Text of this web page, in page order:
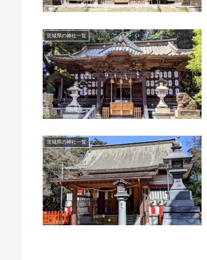
茨城県の神社一覧
茨城県の神社一覧